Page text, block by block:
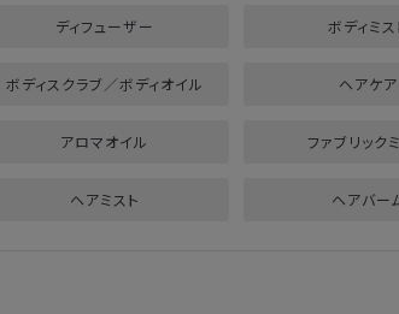
ディフューザー ボディミス
ボディスクラブ／ボディオイル ヘアケア
アロマオイル ファブリック
ヘアミスト ヘアバー